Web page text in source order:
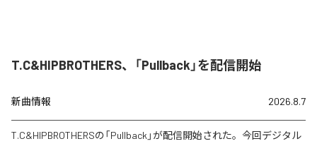
T.C&HIPBROTHERS、「Pullback」を配信開始
新曲情報 2026.8.7
T.C&HIPBROTHERSの「Pullback」が配信開始された。今回デジタル